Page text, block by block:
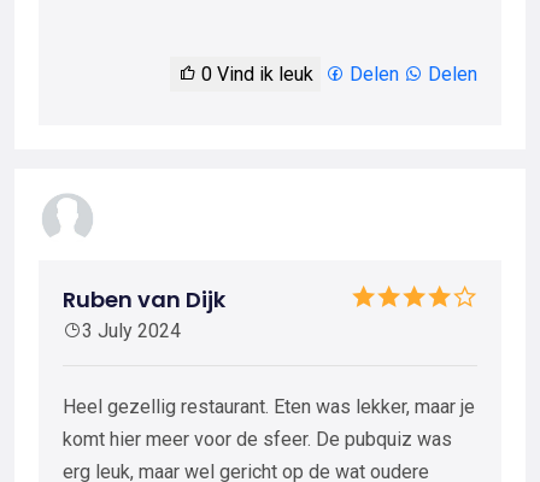
0 Vind ik leuk Delen Delen
Ruben van Dijk
3 July 2024
Heel gezellig restaurant. Eten was lekker, maar je
komt hier meer voor de sfeer. De pubquiz was
erg leuk, maar wel gericht op de wat oudere